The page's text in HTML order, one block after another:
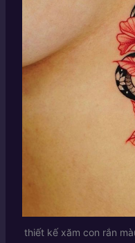
thiết kế xăm con rắn